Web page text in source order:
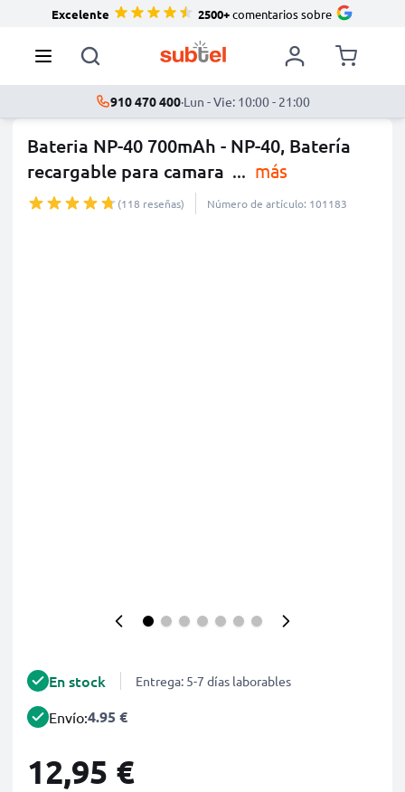
Excelente 2500+comentarios sobre
910 470 400·Lun - Vie: 10:00 - 21:00
Bateria NP-40 700mAh - NP-40, Batería
recargable para camara ... más
(118 reseñas) Número de artículo: 101183
En stock Entrega: 5-7 días laborables
Envío:4.95 €
12,95 €